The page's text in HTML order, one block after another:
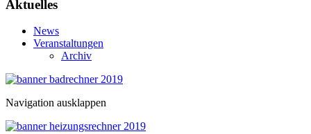
Aktuelles
News
Veranstaltungen
Archiv
Navigation ausklappen